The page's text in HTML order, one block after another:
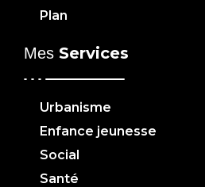
Plan
Mes Services
Urbanisme
Enfance jeunesse
Social
Santé